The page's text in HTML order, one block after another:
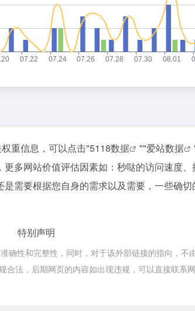
重信息，可以点击"5118数据 ""爱站数据
多网站价值评估因素如：秒哒的访问速度
需要根据您自身的需求以及需要，一些确
特别声明
确性和完整性，同时，对于该外部链接的指向，不
法，后期网页的内容如出现违规，可以直接联系